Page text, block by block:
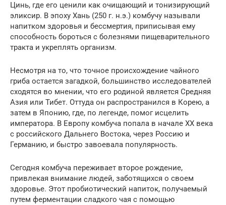
Цинь, где его ценили как очищающий и тонизирующий
эликсир. В эпоху Хань (250 г. н.э.) комбучу называли
напитком здоровья и бессмертия, приписывая ему
способность бороться с болезнями пищеварительного
тракта и укреплять организм.
Несмотря на то, что точное происхождение чайного
гриба остается загадкой, большинство исследователей
сходятся во мнении, что его родиной является Средняя
Азия или Тибет. Оттуда он распространился в Корею, а
затем в Японию, где, по легенде, помог исцелить
императора. В Европу комбуча попала в начале XX века
с российского Дальнего Востока, через Россию и
Германию, и быстро завоевала популярность.
Сегодня комбуча переживает второе рождение,
привлекая внимание людей, заботящихся о своем
здоровье. Этот пробиотический напиток, получаемый
путем ферментации сладкого чая с помощью